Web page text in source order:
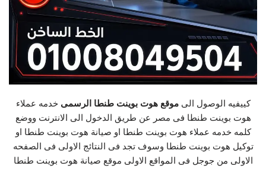
كييفيه الوصول الىموقع هوت بوينت طنطا الرسمى خدمه عملاء
هوت بوينت طنطا فى مصر عن طريق الدخول الى الانترنت ووضع
كلمه خدمه عملاء هوت بوينت طنطا او صيانة هوت بوينت طنطا او
توكيل هوت بوينت طنطا وسوف تجد فى النتائج الاولى فى الصفحه
الاولى من جوجل فى المواقع الاولى موقع صيانة هوت بوينت طنطا